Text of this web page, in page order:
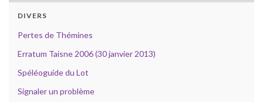
DIVERS
Pertes de Thémines
Erratum Taisne 2006 (30 janvier 2013)
Spéléoguide du Lot
Signaler un problème